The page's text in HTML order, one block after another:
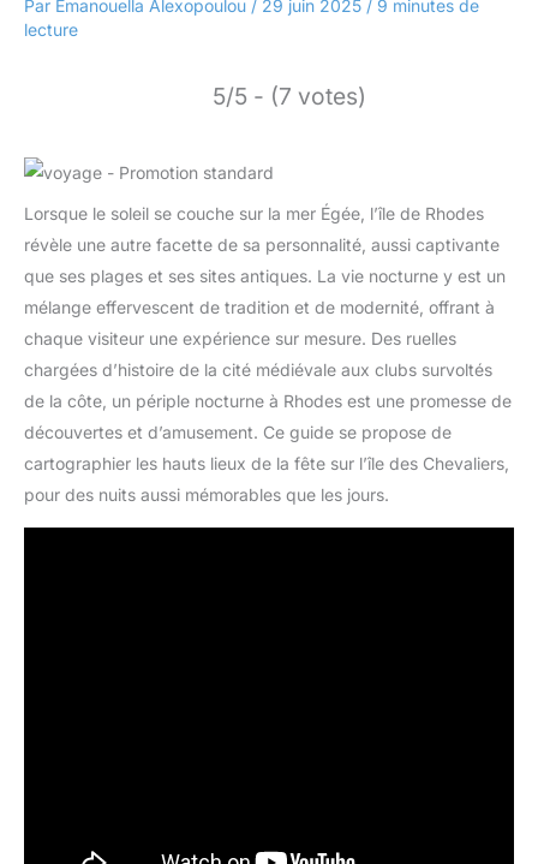
Par Emanouella Alexopoulou / 29 juin 2025 / 9 minutes de
lecture
5/5 - (7 votes)
Lorsque le soleil se couche sur la mer Égée, l’île de Rhodes
révèle une autre facette de sa personnalité, aussi captivante
que ses plages et ses sites antiques. La vie nocturne y est un
mélange effervescent de tradition et de modernité, offrant à
chaque visiteur une expérience sur mesure. Des ruelles
chargées d’histoire de la cité médiévale aux clubs survoltés
de la côte, un périple nocturne à Rhodes est une promesse de
découvertes et d’amusement. Ce guide se propose de
cartographier les hauts lieux de la fête sur l’île des Chevaliers,
pour des nuits aussi mémorables que les jours.